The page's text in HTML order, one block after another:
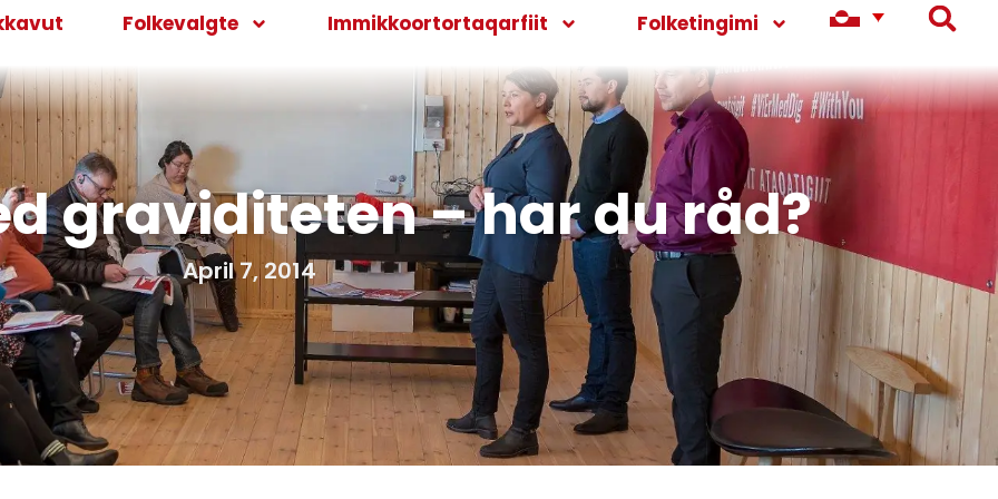
Folkevalgte Immikkoortortaqarfiit Folketingimi
graviditeten – har du råd?
April 7, 2014